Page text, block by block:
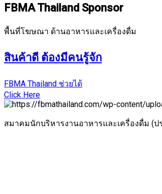
FBMA Thailand Sponsor
พื้นที่โฆษณา ด้านอาหารและเครื่องดื่ม
สินค้าดี ต้องมีคนรู้จัก
FBMA Thailand ช่วยได้
Click Here
สมาคมนักบริหารงานอาหารและเครื่องดื่ม (ป